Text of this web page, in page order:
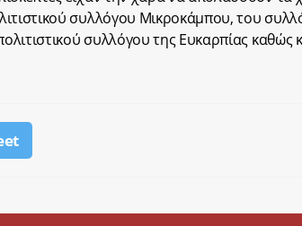
συλλόγου Μικροκάμπου, του
συλλόγου της Ευκαρπίας καθώς